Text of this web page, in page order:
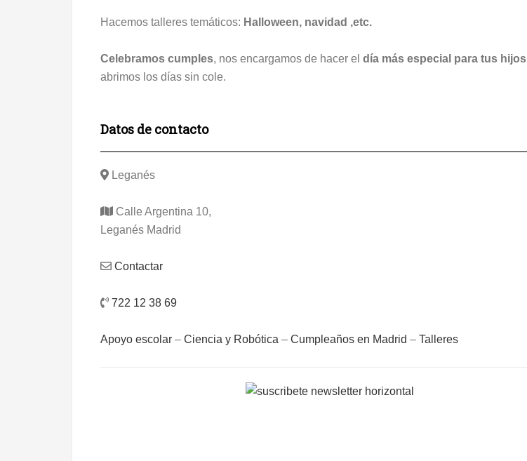
Hacemos talleres temáticos: Halloween, navidad ,etc.
Celebramos cumples, nos encargamos de hacer el día más especial para tus hijos
abrimos los días sin cole.
Datos de contacto
Leganés
Calle Argentina 10,
Leganés Madrid
Contactar
722 12 38 69
Apoyo escolar – Ciencia y Robótica – Cumpleaños en Madrid – Talleres